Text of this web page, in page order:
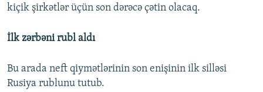
kiçik şirkətlər üçün son dərəcə çətin olacaq.
İlk zərbəni rubl aldı
Bu arada neft qiymətlərinin son enişinin ilk silləsi
Rusiya rublunu tutub.